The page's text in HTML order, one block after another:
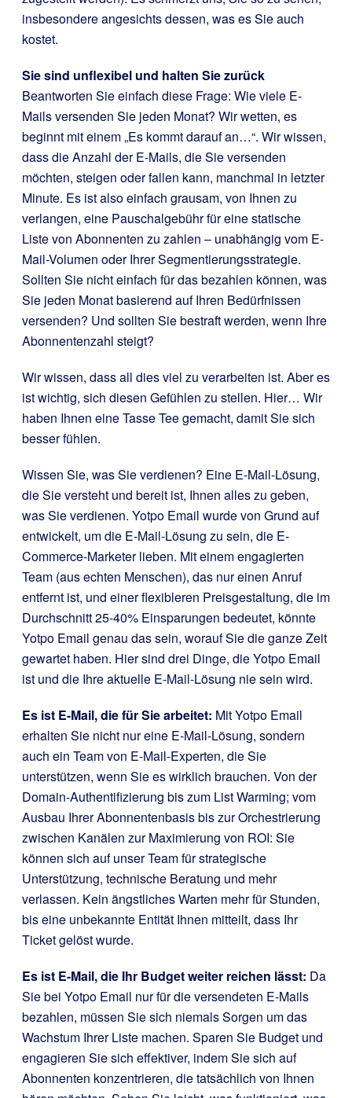
insbesondere angesichts dessen, was es Sie auch
kostet.
Sie sind unflexibel und halten Sie zurück
Beantworten Sie einfach diese Frage: Wie viele E-
Mails versenden Sie jeden Monat? Wir wetten, es
beginnt mit einem „Es kommt darauf an…“. Wir wissen,
dass die Anzahl der E-Mails, die Sie versenden
möchten, steigen oder fallen kann, manchmal in letzter
Minute. Es ist also einfach grausam, von Ihnen zu
verlangen, eine Pauschalgebühr für eine statische
Liste von Abonnenten zu zahlen – unabhängig vom E-
Mail-Volumen oder Ihrer Segmentierungsstrategie.
Sollten Sie nicht einfach für das bezahlen können, was
Sie jeden Monat basierend auf Ihren Bedürfnissen
versenden? Und sollten Sie bestraft werden, wenn Ihre
Abonnentenzahl steigt?
Wir wissen, dass all dies viel zu verarbeiten ist. Aber es
ist wichtig, sich diesen Gefühlen zu stellen. Hier… Wir
haben Ihnen eine Tasse Tee gemacht, damit Sie sich
besser fühlen.
Wissen Sie, was Sie verdienen? Eine E-Mail-Lösung,
die Sie versteht und bereit ist, Ihnen alles zu geben,
was Sie verdienen. Yotpo Email wurde von Grund auf
entwickelt, um die E-Mail-Lösung zu sein, die E-
Commerce-Marketer lieben. Mit einem engagierten
Team (aus echten Menschen), das nur einen Anruf
entfernt ist, und einer flexibleren Preisgestaltung, die im
Durchschnitt 25-40% Einsparungen bedeutet, könnte
Yotpo Email genau das sein, worauf Sie die ganze Zeit
gewartet haben. Hier sind drei Dinge, die Yotpo Email
ist und die Ihre aktuelle E-Mail-Lösung nie sein wird.
Es ist E-Mail, die für Sie arbeitet: Mit Yotpo Email
erhalten Sie nicht nur eine E-Mail-Lösung, sondern
auch ein Team von E-Mail-Experten, die Sie
unterstützen, wenn Sie es wirklich brauchen. Von der
Domain-Authentifizierung bis zum List Warming; vom
Ausbau Ihrer Abonnentenbasis bis zur Orchestrierung
zwischen Kanälen zur Maximierung von ROI: Sie
können sich auf unser Team für strategische
Unterstützung, technische Beratung und mehr
verlassen. Kein ängstliches Warten mehr für Stunden,
bis eine unbekannte Entität Ihnen mitteilt, dass Ihr
Ticket gelöst wurde.
Es ist E-Mail, die Ihr Budget weiter reichen lässt: Da
Sie bei Yotpo Email nur für die versendeten E-Mails
bezahlen, müssen Sie sich niemals Sorgen um das
Wachstum Ihrer Liste machen. Sparen Sie Budget und
engagieren Sie sich effektiver, indem Sie sich auf
Abonnenten konzentrieren, die tatsächlich von Ihnen